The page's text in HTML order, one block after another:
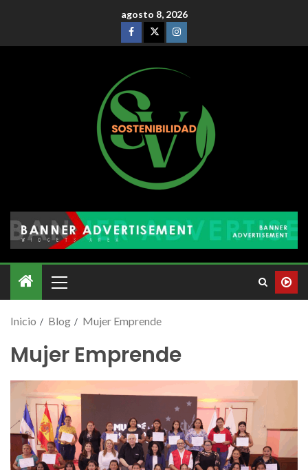
agosto 8, 2026
Inicio Blog Mujer Emprende
Mujer Emprende